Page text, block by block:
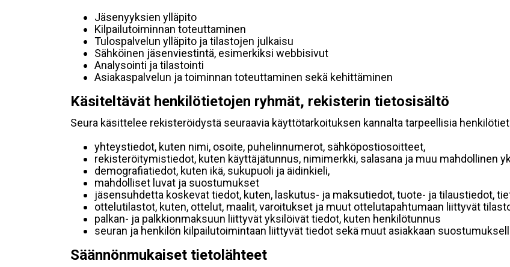
Jäsenyyksien ylläpito
Kilpailutoiminnan toteuttaminen
Tulospalvelun ylläpito ja tilastojen julkaisu
Sähköinen jäsenviestintä, esimerkiksi webbisivut
Analysointi ja tilastointi
Asiakaspalvelun ja toiminnan toteuttaminen sekä kehittäminen
Käsiteltävät henkilötietojen ryhmät, rekisterin tietosisältö
Seura käsittelee rekisteröidystä seuraavia käyttötarkoituksen kannalta tarpeellisia
yhteystiedot, kuten nimi, osoite, puhelinnumerot, sähköpostiosoitteet,
rekisteröitymistiedot, kuten käyttäjätunnus, nimimerkki, salasana ja muu mahdollinen
demografiatiedot, kuten ikä, sukupuoli ja äidinkieli,
mahdolliset luvat ja suostumukset
jäsensuhdetta koskevat tiedot, kuten, laskutus- ja maksutiedot, tuote- ja tilaustiedot,
ottelutilastot, kuten, ottelut, maalit, varoitukset ja muut ottelutapahtumaan liittyvät
palkan- ja palkkionmaksuun liittyvät yksilöivät tiedot, kuten henkilötunnus
seuran ja henkilön kilpailutoimintaan liittyvät tiedot sekä muut asiakkaan
Säännönmukaiset tietolähteet